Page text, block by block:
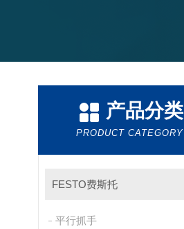
产品分类
PRODUCT CATEGORY
FESTO费斯托
平行抓手